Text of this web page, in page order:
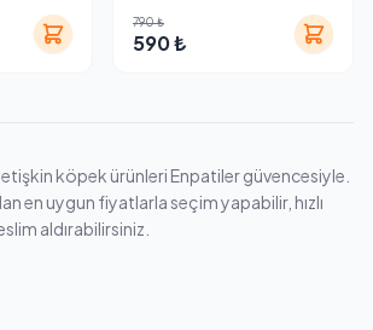
790 ₺
590 ₺
köpek ürünleri Enpatiler güvencesiyle.
en uygun fiyatlarla seçim yapabilir, hızlı
aldırabilirsiniz.